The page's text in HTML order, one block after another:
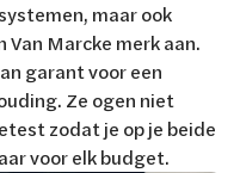
maar ook
Marcke merk aan.
garant voor een
Ze ogen niet
zodat je op je beide
voor elk budget.